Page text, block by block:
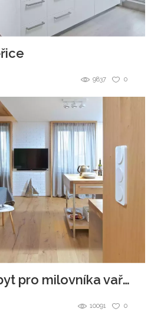
0
9837
Dvoupokojový byt pro milovníka vaření
0
10091